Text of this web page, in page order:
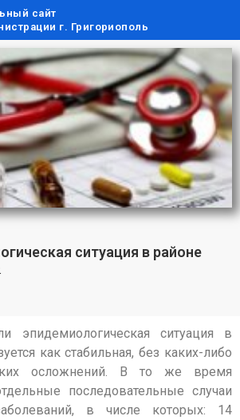
сайт
г. Григориополь
ситуация в районе
эпидемиологическая ситуация в
как стабильная, без каких-либо
осложнений. В то же время
последовательные случаи
в числе которых: 14